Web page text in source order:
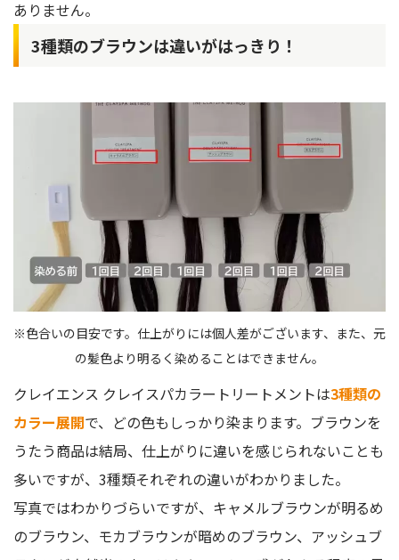
ありません。
3種類のブラウンは違いがはっきり！
※色合いの目安です。仕上がりには個人差がございます、また、元
の髪色より明るく染めることはできません。
クレイエンス クレイスパカラートリートメントは3種類の
カラー展開で、どの色もしっかり染まります。ブラウンを
うたう商品は結局、仕上がりに違いを感じられないことも
多いですが、3種類それぞれの違いがわかりました。
写真ではわかりづらいですが、キャメルブラウンが明るめ
のブラウン、モカブラウンが暗めのブラウン、アッシュブ